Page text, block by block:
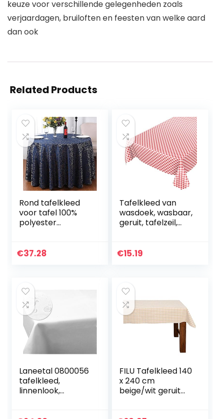
keuze voor verschillende gelegenheden zoals
verjaardagen, bruiloften en feesten van welke aard
dan ook
Related Products
Rond tafelkleed
voor tafel 100%
polyester
Groothandel
€37.28
Tafelkleed van
wasdoek, wasbaar,
geruit, tafelzeil,
€15.19
Laneetal 0800056
tafelkleed,
linnenlook,
FILU Tafelkleed 140
x 240 cm
beige/wit geruit